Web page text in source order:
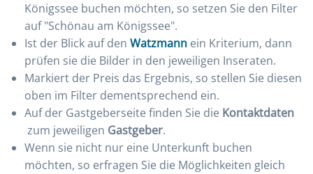
Königssee buchen möchten, so setzen Sie den Filter
auf "Schönau am Königssee".
Ist der Blick auf den Watzmann ein Kriterium, dann
prüfen sie die Bilder in den jeweiligen Inseraten.
Markiert der Preis das Ergebnis, so stellen Sie diesen
oben im Filter dementsprechend ein.
Auf der Gastgeberseite finden Sie die Kontaktdaten
zum jeweiligen Gastgeber.
Wenn sie nicht nur eine Unterkunft buchen
möchten, so erfragen Sie die Möglichkeiten gleich